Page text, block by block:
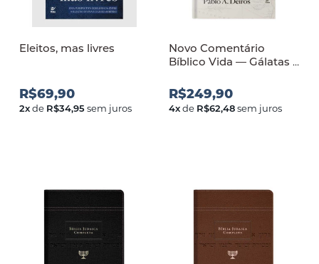
Eleitos, mas livres
R$69,90
2xde R$34,95sem juros
Novo Comentário
Bíblico Vida — Gálatas e
R$249,90
4xde R$62,48sem juros